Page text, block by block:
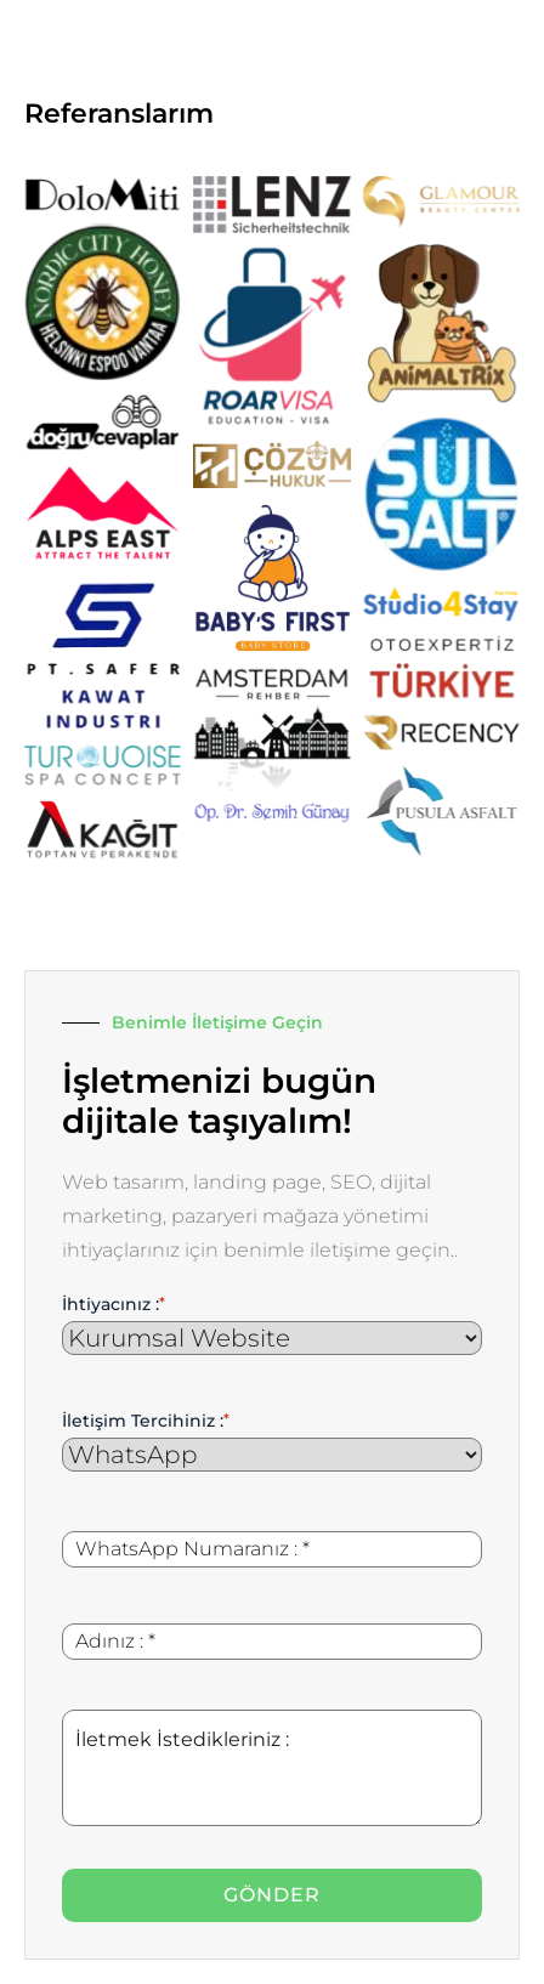
Referanslarım
Benimle İletişime Geçin
İşletmenizi bugün
dijitale taşıyalım!
Web tasarım, landing page, SEO, dijital
marketing, pazaryeri mağaza yönetimi
ihtiyaçlarınız için benimle iletişime geçin..
İhtiyacınız :*
İletişim Tercihiniz :*
WhatsApp
Numaranız
*
Adınız
:
*
İletmek
İstedikleriniz